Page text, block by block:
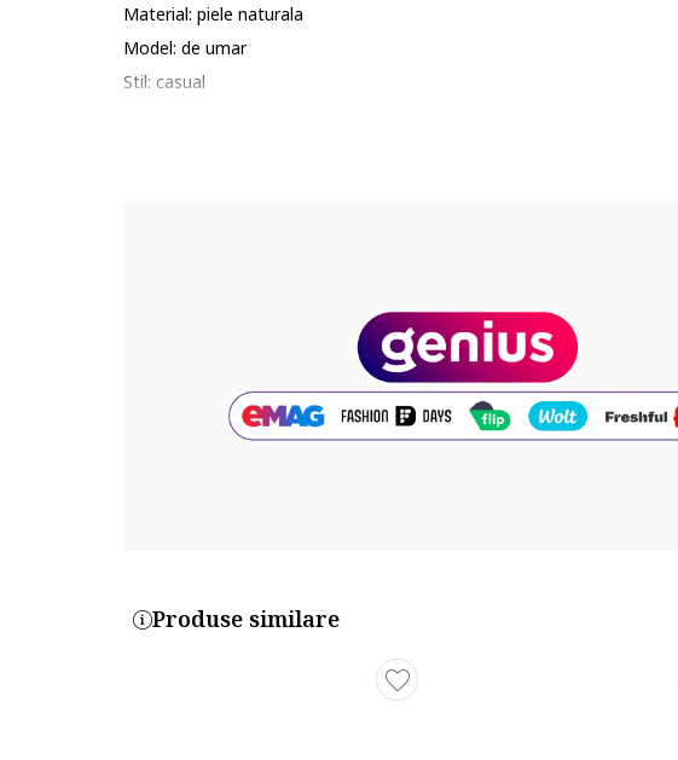
Material: piele naturala
Model: de umar
Stil: casual
Detalii: canaf, accesoriu logo detasabil
Exterior: piele de vaca
WB113375-10
Produse similare